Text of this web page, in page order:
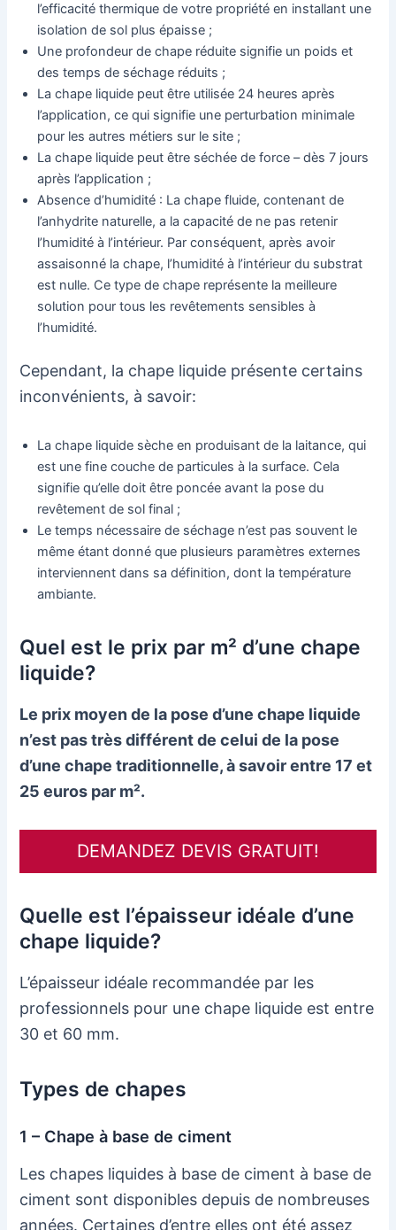
l’efficacité thermique de votre propriété en installant une
isolation de sol plus épaisse ;
Une profondeur de chape réduite signifie un poids et
des temps de séchage réduits ;
La chape liquide peut être utilisée 24 heures après
l’application, ce qui signifie une perturbation minimale
pour les autres métiers sur le site ;
La chape liquide peut être séchée de force – dès 7 jours
après l’application ;
Absence d’humidité : La chape fluide, contenant de
l’anhydrite naturelle, a la capacité de ne pas retenir
l’humidité à l’intérieur. Par conséquent, après avoir
assaisonné la chape, l’humidité à l’intérieur du substrat
est nulle. Ce type de chape représente la meilleure
solution pour tous les revêtements sensibles à
l’humidité.
Cependant, la chape liquide présente certains
inconvénients, à savoir:
La chape liquide sèche en produisant de la laitance, qui
est une fine couche de particules à la surface. Cela
signifie qu’elle doit être poncée avant la pose du
revêtement de sol final ;
Le temps nécessaire de séchage n’est pas souvent le
même étant donné que plusieurs paramètres externes
interviennent dans sa définition, dont la température
ambiante.
Quel est le prix par m² d’une chape
liquide?
Le prix moyen de la pose d’une chape liquide
n’est pas très différent de celui de la pose
d’une chape traditionnelle, à savoir entre 17 et
25 euros par m².
DEMANDEZ DEVIS GRATUIT!
Quelle est l’épaisseur idéale d’une
chape liquide?
L’épaisseur idéale recommandée par les
professionnels pour une chape liquide est entre
30 et 60 mm.
Types de chapes
1 – Chape à base de ciment
Les chapes liquides à base de ciment à base de
ciment sont disponibles depuis de nombreuses
années. Certaines d’entre elles ont été assez